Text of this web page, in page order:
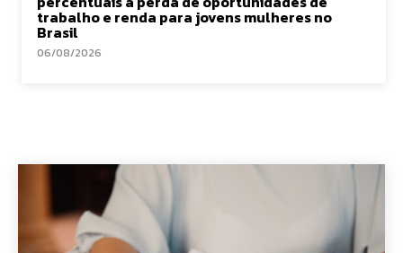
trabalho e renda para jovens mulheres no
Brasil
06/08/2026